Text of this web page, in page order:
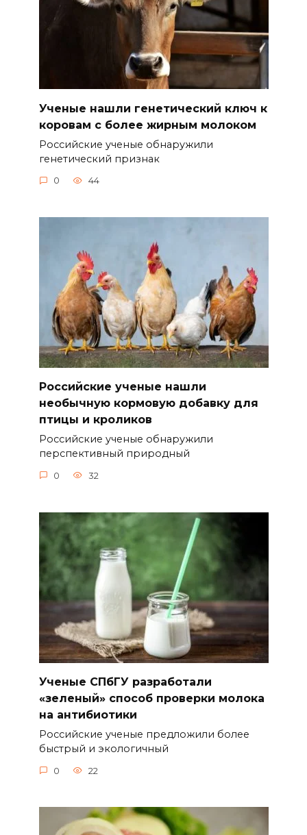
Ученые нашли генетический ключ к
коровам с более жирным молоком
Российские ученые обнаружили
генетический признак
0 44
Российские ученые нашли
необычную кормовую добавку для
птицы и кроликов
Российские ученые обнаружили
перспективный природный
0 32
Ученые СПбГУ разработали
«зеленый» способ проверки молока
на антибиотики
Российские ученые предложили более
быстрый и экологичный
0 22